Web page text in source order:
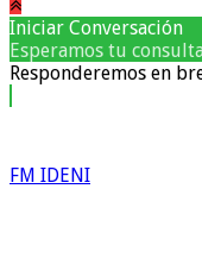
Iniciar Conversación
Esperamos tu consulta
Responderemos en
FM IDENI